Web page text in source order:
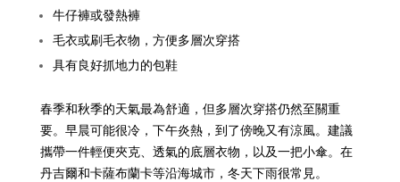
牛仔褲或發熱褲
毛衣或刷毛衣物，方便多層次穿搭
具有良好抓地力的包鞋
春季和秋季的天氣最為舒適，但多層次穿搭仍然至關重
要。早晨可能很冷，下午炎熱，到了傍晚又有涼風。 建議
攜帶一件輕便夾克、透氣的底層衣物，以及一把小傘。在
丹吉爾和卡薩布蘭卡等沿海城市，冬天下雨很常見。